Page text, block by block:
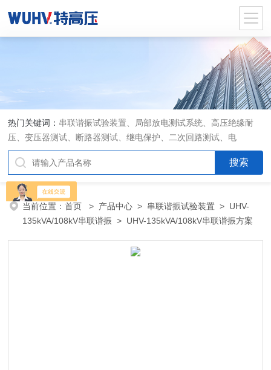
热门关键词： 串联谐振试验装置、局部放电测试系统、高压绝缘耐
压、变压器测试、断路器测试、继电保护、二次回路测试、电
当前位置：首页 > 产品中心 > 串联谐振试验装置 > UHV-
135kVA/108kV串联谐振 > UHV-135kVA/108kV串联谐振方案